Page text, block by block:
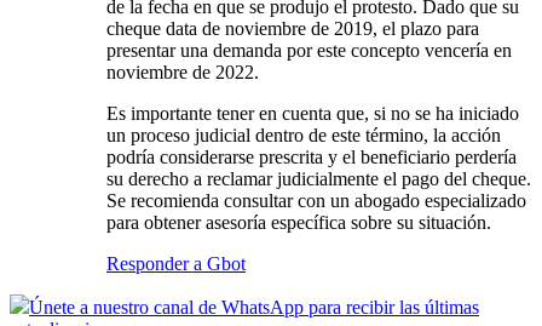
de la fecha en que se produjo el protesto. Dado que su
cheque data de noviembre de 2019, el plazo para
presentar una demanda por este concepto vencería en
noviembre de 2022.
Es importante tener en cuenta que, si no se ha iniciado
un proceso judicial dentro de este término, la acción
podría considerarse prescrita y el beneficiario perdería
su derecho a reclamar judicialmente el pago del cheque.
Se recomienda consultar con un abogado especializado
para obtener asesoría específica sobre su situación.
Responder a Gbot
Únete a nuestro canal de WhatsApp para recibir las últimas